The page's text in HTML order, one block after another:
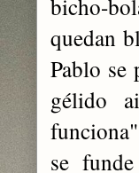
bicho-
quedan
Pablo se
gélido
se